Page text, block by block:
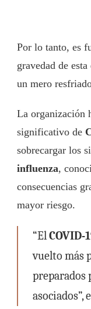
Por lo tanto, es
gravedad de
un mero
La organización
significativo de
sobrecargar los
influenza,
consecuencias
mayor riesgo.
“ElCOVID-
vuelto más
preparados
asociados”,